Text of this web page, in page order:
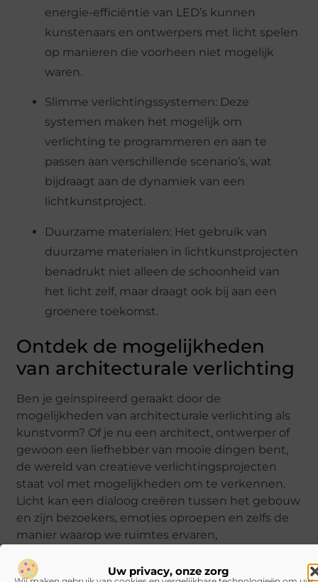
Uw privacy, onze zorg
energie-efficiëntie van LED’s kunnen
kunstenaars en ontwerpers met licht spelen
op manieren die voorheen niet mogelijk
waren.
Slimme verlichtingssystemen: Deze
systemen maken het mogelijk om
verlichting te programmeren en aan te
passen aan verschillende scenario’s, wat
bijdraagt aan de dynamiek van een
lichtkunstproject.
Duurzame materialen: Het gebruik van
duurzame materialen in lichtkunstprojecten
benadrukt niet alleen de schoonheid van
het licht zelf, maar draagt ook bij aan een
groenere toekomst.
Ontdek de mogelijkheden
van architecturale verlichting
Ben je geïnspireerd geraakt door de
mogelijkheden van architecturale verlichting als
kunstvorm? Of je nu een architect, ontwerper of
gewoon een liefhebber van mooie dingen bent,
de wereld van creatieve verlichtingsprojecten
staat vol met mogelijkheden om te verkennen.
Licht kan een dialoog creëren tussen het gebouw
en zijn bezoekers, emoties oproepen en zelfs de
manier waarop we ruimtes ervaren,
kunstvorm en ontdek hoe je jouw projecten naar